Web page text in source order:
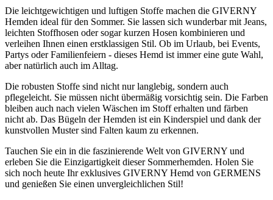
Die leichtgewichtigen und luftigen Stoffe machen die GIVERNY
Hemden ideal für den Sommer. Sie lassen sich wunderbar mit Jeans,
leichten Stoffhosen oder sogar kurzen Hosen kombinieren und
verleihen Ihnen einen erstklassigen Stil. Ob im Urlaub, bei Events,
Partys oder Familienfeiern - dieses Hemd ist immer eine gute Wahl,
aber natürlich auch im Alltag.
Die robusten Stoffe sind nicht nur langlebig, sondern auch
pflegeleicht. Sie müssen nicht übermäßig vorsichtig sein. Die Farben
bleiben auch nach vielen Wäschen im Stoff erhalten und färben
nicht ab. Das Bügeln der Hemden ist ein Kinderspiel und dank der
kunstvollen Muster sind Falten kaum zu erkennen.
Tauchen Sie ein in die faszinierende Welt von GIVERNY und
erleben Sie die Einzigartigkeit dieser Sommerhemden. Holen Sie
sich noch heute Ihr exklusives GIVERNY Hemd von GERMENS
und genießen Sie einen unvergleichlichen Stil!